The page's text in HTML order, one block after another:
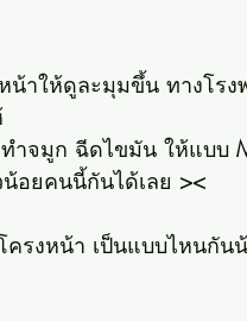
าให้ดูละมุมขึ้น ทางโรง
ำจมูก ฉีดไขมัน ให้แบบ
อยคนนี้กันได้เลย ><
รงหน้า เป็นแบบไหนกัน